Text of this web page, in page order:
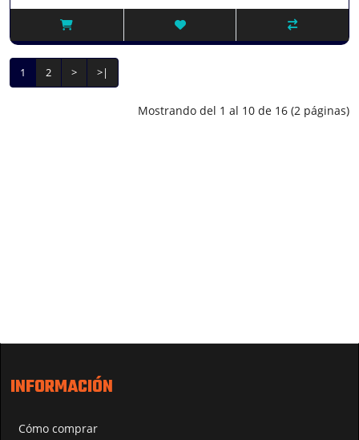
1 2 > >|
Mostrando del 1 al 10 de 16 (2 páginas)
INFORMACIÓN
Cómo comprar